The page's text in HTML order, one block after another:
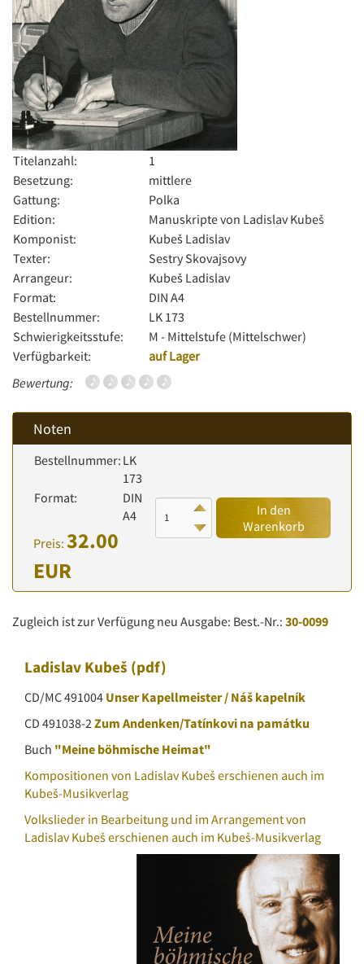
Titelanzahl:
1
Besetzung:
mittlere
Gattung:
Polka
Edition:
Manuskripte von Ladislav Kubeš
Komponist:
Kubeš Ladislav
Texter:
Sestry Skovajsovy
Arrangeur:
Kubeš Ladislav
Format:
DIN A4
Bestellnummer:
LK 173
Schwierigkeitsstufe:
M - Mittelstufe (Mittelschwer)
Verfügbarkeit:
auf Lager
Bewertung:
Noten
Bestellnummer: LK
173
Format:
DIN
A4
Preis: 32.00
EUR
In den
Warenkorb
Zugleich ist zur Verfügung neu Ausgabe: Best.-Nr.: 30-0099
Ladislav Kubeš (pdf)
CD/MC 491004 Unser Kapellmeister / Náš kapelník
CD 491038-2Zum Andenken/Tatínkovi na památku
Buch "Meine böhmische Heimat"
Kompositionen von Ladislav Kubeš erschienen auch im
Kubeš-Musikverlag
Volkslieder in Bearbeitung und im Arrangement von
Ladislav Kubeš erschienen auch im Kubeš-Musikverlag